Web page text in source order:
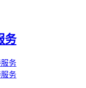
务
务
务